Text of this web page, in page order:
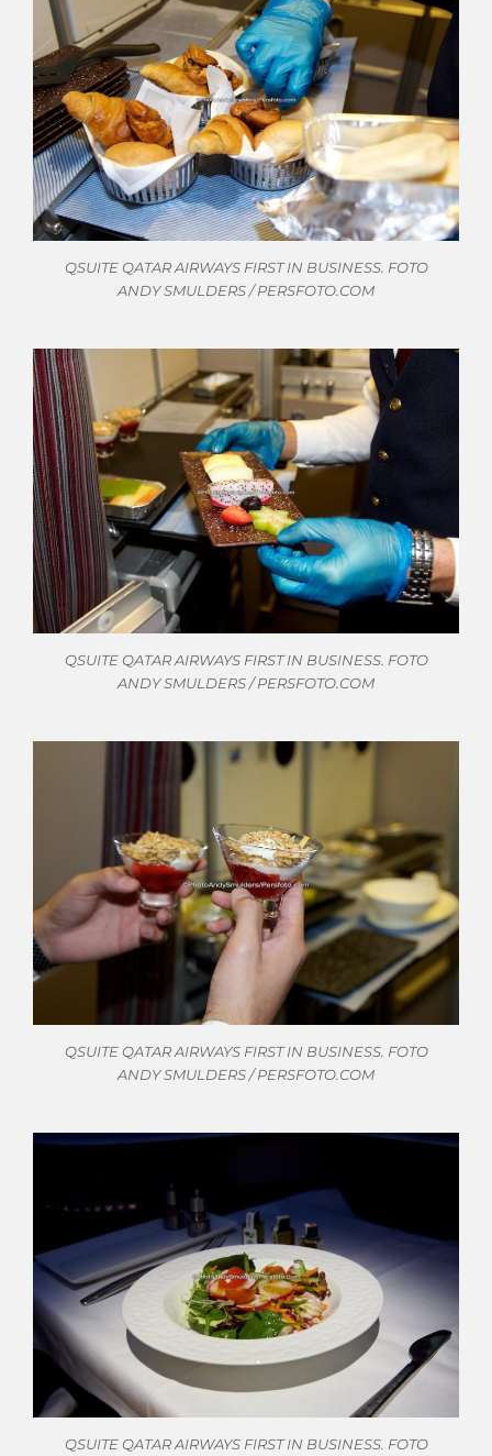
QSUITE QATAR AIRWAYS FIRST IN BUSINESS. FOTO
ANDY SMULDERS / PERSFOTO.COM
QSUITE QATAR AIRWAYS FIRST IN BUSINESS. FOTO
ANDY SMULDERS / PERSFOTO.COM
QSUITE QATAR AIRWAYS FIRST IN BUSINESS. FOTO
ANDY SMULDERS / PERSFOTO.COM
QSUITE QATAR AIRWAYS FIRST IN BUSINESS. FOTO